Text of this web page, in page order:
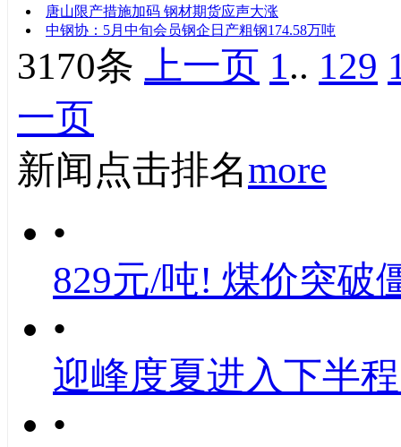
唐山限产措施加码 钢材期货应声大涨
中钢协：5月中旬会员钢企日产粗钢174.58万吨
3170条 上一页 1.. 129
一页
新闻点击排名more
•
829元/吨! 煤价突破
•
迎峰度夏进入下半
•